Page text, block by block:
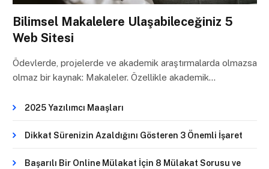
Bilimsel Makalelere Ulaşabileceğiniz 5
Web Sitesi
Ödevlerde, projelerde ve akademik araştırmalarda olmazsa
olmaz bir kaynak: Makaleler. Özellikle akademik…
2025 Yazılımcı Maaşları
Dikkat Sürenizin Azaldığını Gösteren 3 Önemli İşaret
Başarılı Bir Online Mülakat İçin 8 Mülakat Sorusu ve